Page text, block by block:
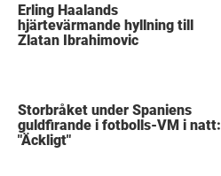
Erling Haalands
hjärtevärmande hyllning till
Zlatan Ibrahimovic
Storbråket under Spaniens
guldfirande i fotbolls-VM i natt:
"Äckligt"